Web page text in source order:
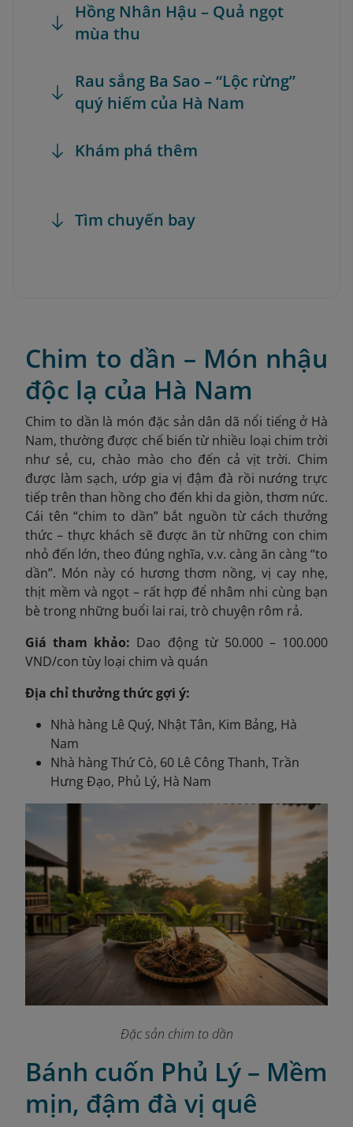
Hồng Nhân Hậu – Quả ngọt
mùa thu
Rau sắng Ba Sao – “Lộc rừng”
quý hiếm của Hà Nam
Khám phá thêm
Tìm chuyến bay
Chim to dần – Món nhậu
độc lạ của Hà Nam
Chim to dần là món đặc sản dân dã nổi tiếng ở Hà
Nam, thường được chế biến từ nhiều loại chim trời
như sẻ, cu, chào mào cho đến cả vịt trời. Chim
được làm sạch, ướp gia vị đậm đà rồi nướng trực
tiếp trên than hồng cho đến khi da giòn, thơm nức.
Cái tên “chim to dần” bắt nguồn từ cách thưởng
thức – thực khách sẽ được ăn từ những con chim
nhỏ đến lớn, theo đúng nghĩa, v.v. càng ăn càng “to
dần”. Món này có hương thơm nồng, vị cay nhẹ,
thịt mềm và ngọt – rất hợp để nhâm nhi cùng bạn
bè trong những buổi lai rai, trò chuyện rôm rả.
Giá tham khảo: Dao động từ 50.000 – 100.000
VND/con tùy loại chim và quán
Địa chỉ thưởng thức gợi ý:
Nhà hàng Lê Quý, Nhật Tân, Kim Bảng, Hà
Nam
Nhà hàng Thứ Cò, 60 Lê Công Thanh, Trần
Hưng Đạo, Phủ Lý, Hà Nam
Đặc sản chim to dần
Bánh cuốn Phủ Lý – Mềm
mịn, đậm đà vị quê